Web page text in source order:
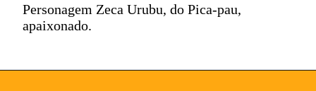
Personagem Zeca Urubu, do Pica-pau,
apaixonado.